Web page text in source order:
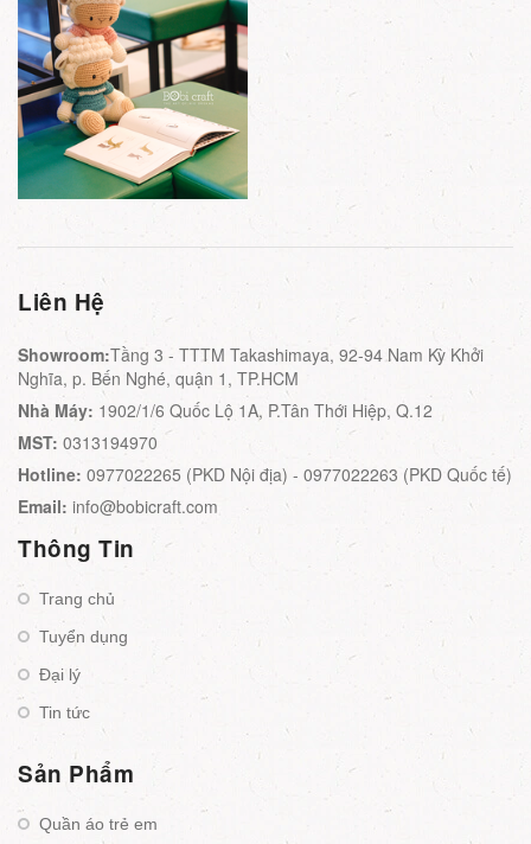
Liên Hệ
Showroom:Tầng 3 - TTTM Takashimaya, 92-94 Nam Kỳ Khởi
Nghĩa, p. Bến Nghé, quận 1, TP.HCM
Nhà Máy: 1902/1/6 Quốc Lộ 1A, P.Tân Thới Hiệp, Q.12
MST: 0313194970
Hotline: 0977022265 (PKD Nội địa) - 0977022263 (PKD Quốc tế)
Email: info@bobicraft.com
Thông Tin
Trang chủ
Tuyển dụng
Đại lý
Tin tức
Sản Phẩm
Quần áo trẻ em